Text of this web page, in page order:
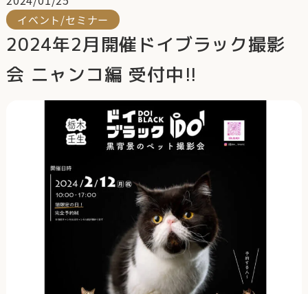
2024年2月開催ドイブラック撮影
会 ニャンコ編 受付中!!
イベント/セミナー